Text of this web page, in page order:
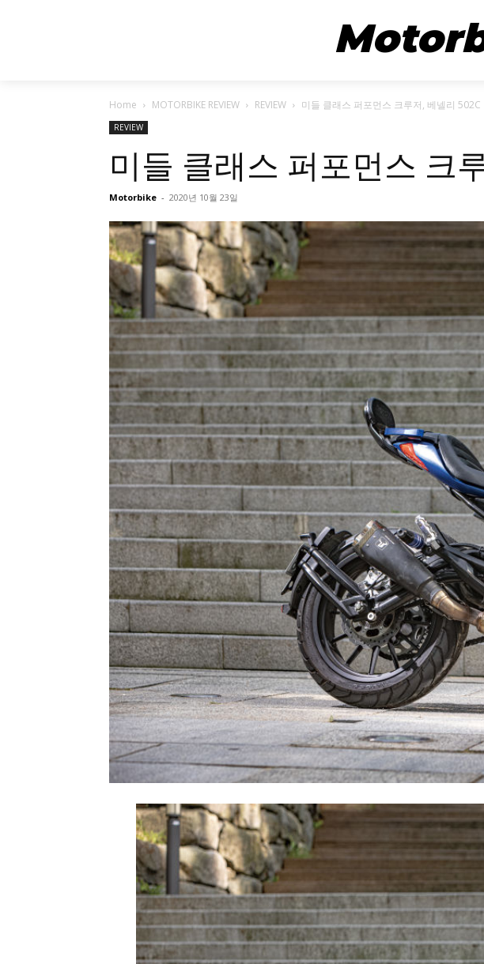
Home MOTORBIKE REVIEW REVIEW 미들 클래스 퍼포먼스 크루저, 베넬리 502C
REVIEW
미들 클래스 퍼포먼스 크
Motorbike - 2020년 10월 23일